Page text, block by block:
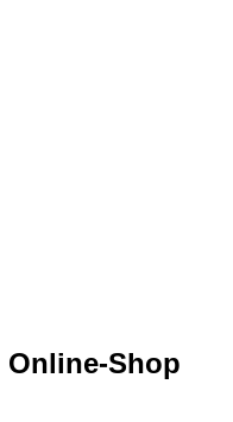
Online-Shop